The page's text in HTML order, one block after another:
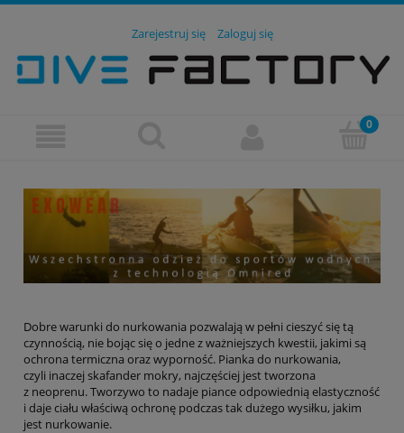
Zarejestruj się Zaloguj się
Dobre warunki do nurkowania pozwalają w pełni cieszyć się tą
czynnością, nie bojąc się o jedne z ważniejszych kwestii, jakimi są
ochrona termiczna oraz wyporność. Pianka do nurkowania,
czyli inaczej skafander mokry, najczęściej jest tworzona
z neoprenu. Tworzywo to nadaje piance odpowiednią elastyczność
i daje ciału właściwą ochronę podczas tak dużego wysiłku, jakim
jest nurkowanie.